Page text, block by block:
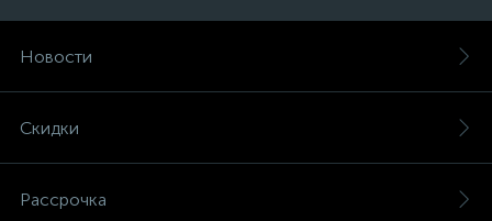
Новости
Скидки
Рассрочка